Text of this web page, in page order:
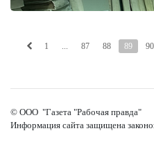
1 ... 87 88 89 90
© ООО "Газета "Рабочая правда"
Информация сайта защищена